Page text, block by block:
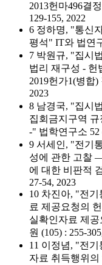
2013헌마496결
129-155, 2022
6 정하명, "통신
평석" IT와 법연
7 박원규, "집시
법리 재구성 - 헌
2019헌가1(병합
2023
8 남경국, "집시
집회금지구역
-" 법학연구소 52
9 서세인, "전기
성에 관한 고찰
에 대한 비판적
27-54, 2023
10 차진아, "전
료 제공요청의
실확인자료 제
원 (105) : 255-
11 이정념, "전
자료 취득행위의